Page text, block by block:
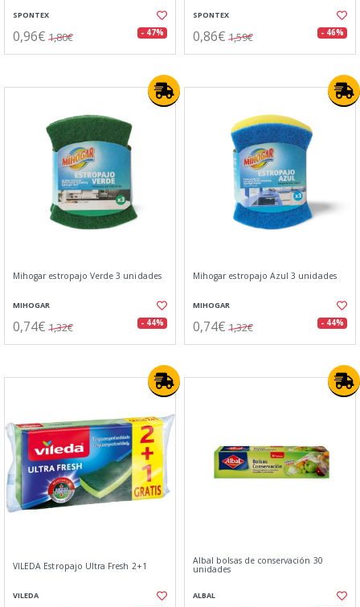
SPONTEX
0,96€ 1,80€ - 47%
SPONTEX
0,86€ 1,59€ - 46%
Mihogar estropajo Verde 3 unidades
MIHOGAR
0,74€ 1,32€ - 44%
Mihogar estropajo Azul 3 unidades
MIHOGAR
0,74€ 1,32€ - 44%
VILEDA Estropajo Ultra Fresh 2+1
VILEDA
Albal bolsas de conservación 30
unidades
ALBAL